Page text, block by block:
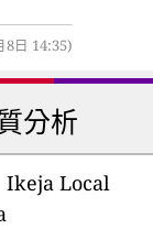
8日 14:35)
分析
Ikeja Local